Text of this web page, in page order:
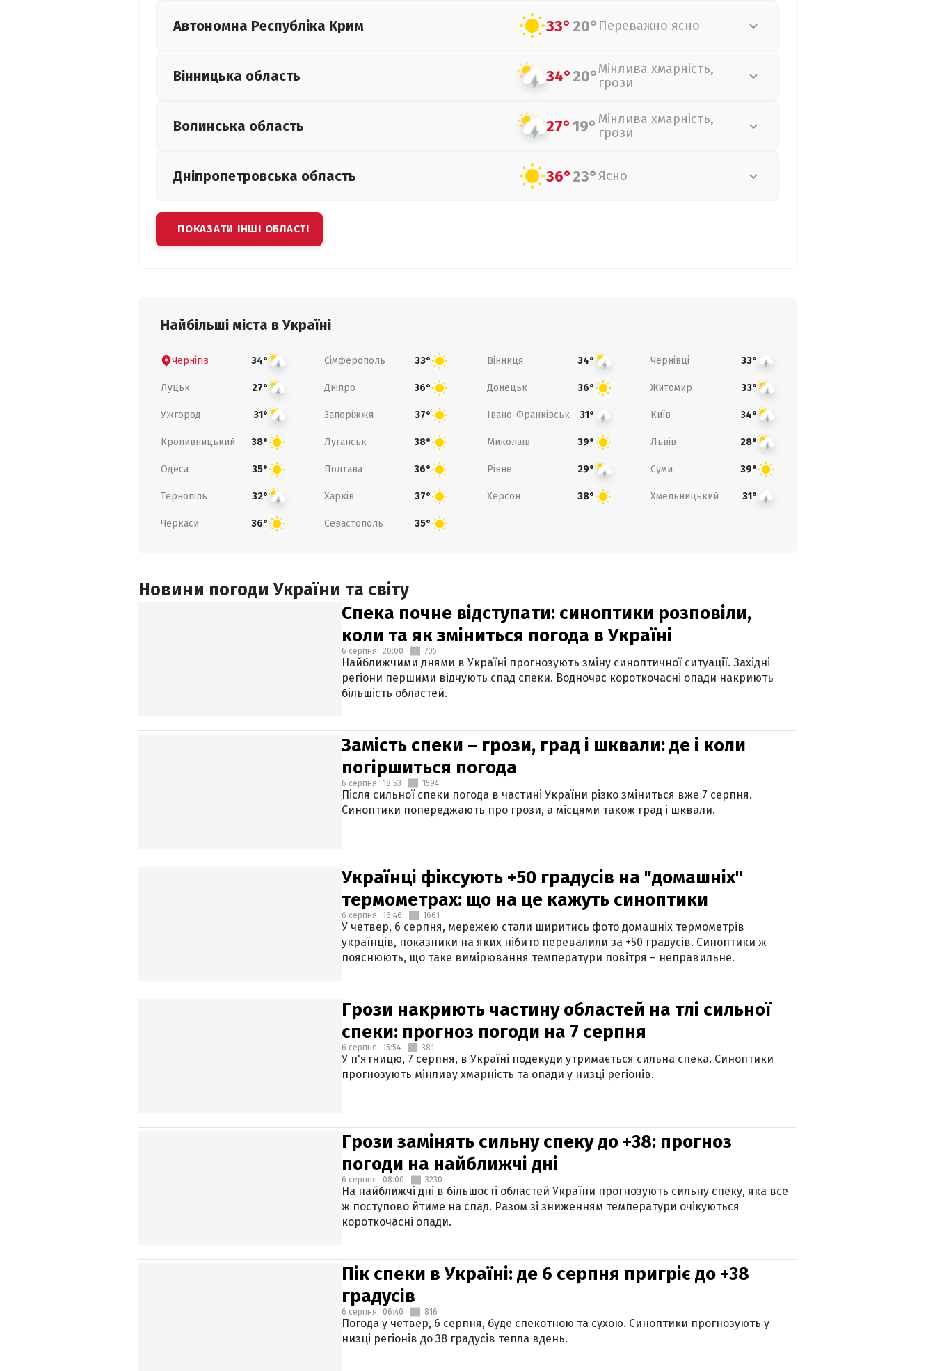
Автономна Республіка Крим 33°20° Переважно ясно
Вінницька область 34°20°Мінлива хмарність,
грози
Волинська область 27°19° Мінлива хмарність,
грози
Дніпропетровська область 36°23° Ясно
ПОКАЗАТИ ІНШІ ОБЛАСТІ
Найбільші міста в Україні
Чернігів 34° Сімферополь 33° Вінниця 34° Чернівці 33°
Луцьк 27° Дніпро 36° Донецьк 36° Житомир 33°
Ужгород 31° Запоріжжя 37° Івано-Франківськ 31° Київ 34°
Кропивницький 38° Луганськ 38° Миколаїв 39° Львів 28°
Одеса 35° Полтава 36° Рівне 29° Суми 39°
Тернопіль 32° Харків 37° Херсон 38° Хмельницький 31°
Черкаси 36° Севастополь 35°
Новини погоди України та світу
Спека почне відступати: синоптики розповіли,
коли та як зміниться погода в Україні
6 серпня, 20:00 705
Найближчими днями в Україні прогнозують зміну синоптичної ситуації. Західні
регіони першими відчують спад спеки. Водночас короткочасні опади накриють
більшість областей.
Замість спеки – грози, град і шквали: де і коли
погіршиться погода
6 серпня, 18:53 1594
Після сильної спеки погода в частині України різко зміниться вже 7 серпня.
Синоптики попереджають про грози, а місцями також град і шквали.
Українці фіксують +50 градусів на "домашніх"
термометрах: що на це кажуть синоптики
6 серпня, 16:46 1661
У четвер, 6 серпня, мережею стали ширитись фото домашніх термометрів
українців, показники на яких нібито перевалили за +50 градусів. Синоптики ж
пояснюють, що таке вимірювання температури повітря – неправильне.
Грози накриють частину областей на тлі сильної
спеки: прогноз погоди на 7 серпня
6 серпня, 15:54 381
У п'ятницю, 7 серпня, в Україні подекуди утримається сильна спека. Синоптики
прогнозують мінливу хмарність та опади у низці регіонів.
Грози замінять сильну спеку до +38: прогноз
погоди на найближчі дні
6 серпня, 08:00 3230
На найближчі дні в більшості областей України прогнозують сильну спеку, яка все
ж поступово йтиме на спад. Разом зі зниженням температури очікуються
короткочасні опади.
Пік спеки в Україні: де 6 серпня пригріє до +38
градусів
6 серпня, 06:40 816
Погода у четвер, 6 серпня, буде спекотною та сухою. Синоптики прогнозують у
низці регіонів до 38 градусів тепла вдень.